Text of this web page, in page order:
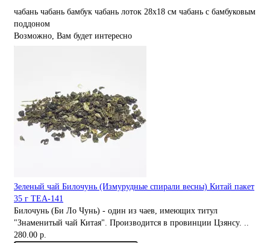
чабань чабань бамбук чабань лоток 28х18 см чабань с бамбуковым
поддоном
Возможно, Вам будет интересно
Зеленый чай Билочунь (Измурудные спирали весны) Китай пакет
35 г TEA-141
Билочунь (Би Ло Чунь) - один из чаев, имеющих титул
"Знаменитый чай Китая". Производится в провинции Цзянсу. ..
280.00 р.